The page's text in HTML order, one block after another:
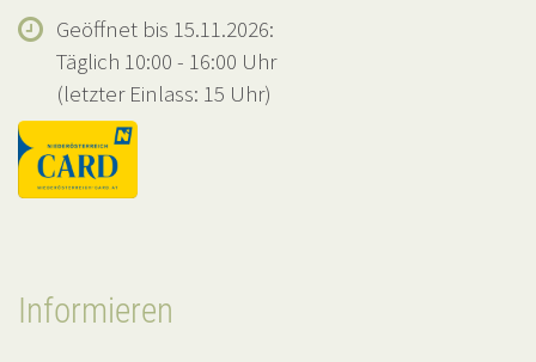
Geöffnet bis 15.11.2026:
Täglich 10:00 - 16:00 Uhr
(letzter Einlass: 15 Uhr)
Informieren